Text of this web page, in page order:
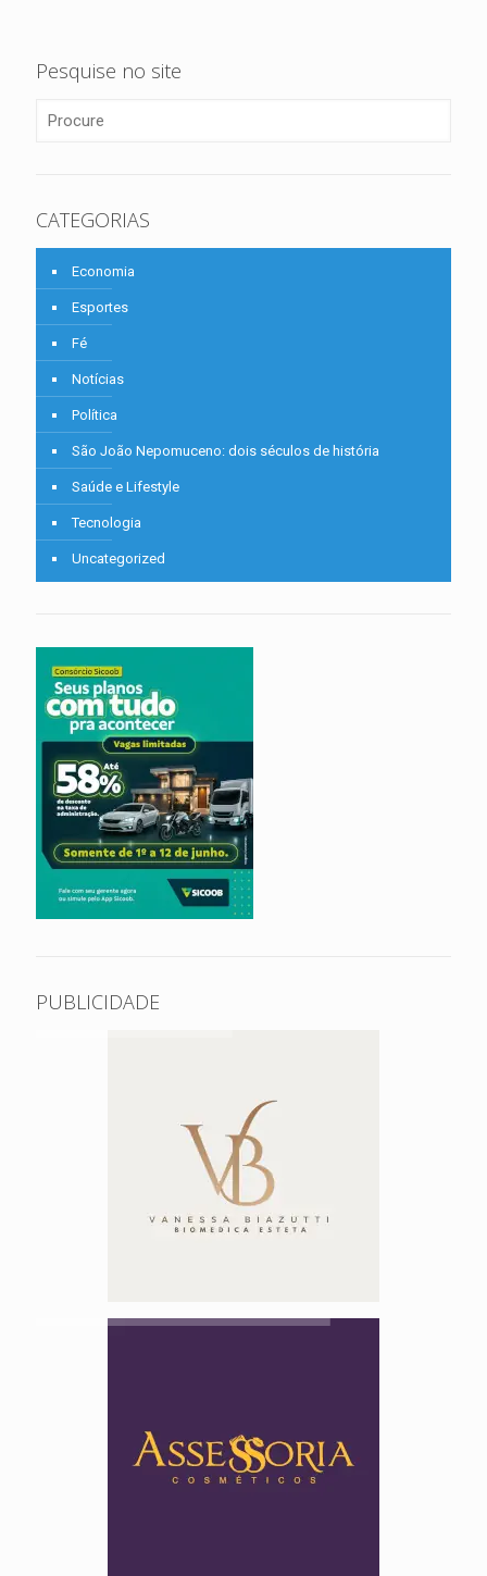
Pesquise no site
CATEGORIAS
Economia
Esportes
Fé
Notícias
Política
São João Nepomuceno: dois séculos de história
Saúde e Lifestyle
Tecnologia
Uncategorized
PUBLICIDADE